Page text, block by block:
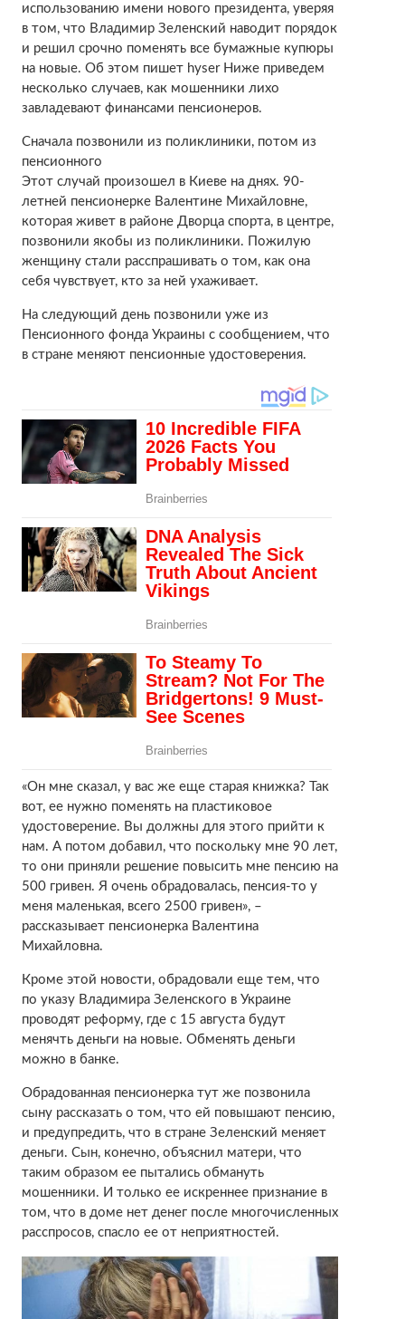
использованию имени нового президента, уверяя
в том, что Владимир Зеленский наводит порядок
и решил срочно поменять все бумажные купюры
на новые. Об этом пишет hyser Ниже приведем
несколько случаев, как мошенники лихо
завладевают финансами пенсионеров.
Сначала позвонили из поликлиники, потом из
пенсионного
Этот случай произошел в Киеве на днях. 90-
летней пенсионерке Валентине Михайловне,
которая живет в районе Дворца спорта, в центре,
позвонили якобы из поликлиники. Пожилую
женщину стали расспрашивать о том, как она
себя чувствует, кто за ней ухаживает.
На следующий день позвонили уже из
Пенсионного фонда Украины с сообщением, что
в стране меняют пенсионные удостоверения.
«Он мне сказал, у вас же еще старая книжка? Так
вот, ее нужно поменять на пластиковое
удостоверение. Вы должны для этого прийти к
нам. А потом добавил, что поскольку мне 90 лет,
то они приняли решение повысить мне пенсию на
500 гривен. Я очень обрадовалась, пенсия-то у
меня маленькая, всего 2500 гривен», –
рассказывает пенсионерка Валентина
Михайловна.
Кроме этой новости, обрадовали еще тем, что
по указу Владимира Зеленского в Украине
проводят реформу, где с 15 августа будут
менячть деньги на новые. Обменять деньги
можно в банке.
Обрадованная пенсионерка тут же позвонила
сыну рассказать о том, что ей повышают пенсию,
и предупредить, что в стране Зеленский меняет
деньги. Сын, конечно, объяснил матери, что
таким образом ее пытались обмануть
мошенники. И только ее искреннее признание в
том, что в доме нет денег после многочисленных
расспросов, спасло ее от неприятностей.